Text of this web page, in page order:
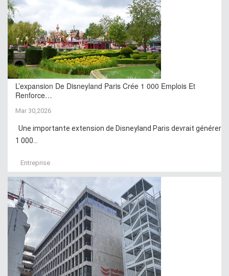
L’expansion De Disneyland Paris Crée 1 000 Emplois Et
Renforce…
Mar 30,2026
Une importante extension de Disneyland Paris devrait générer
1 000...
Entreprise